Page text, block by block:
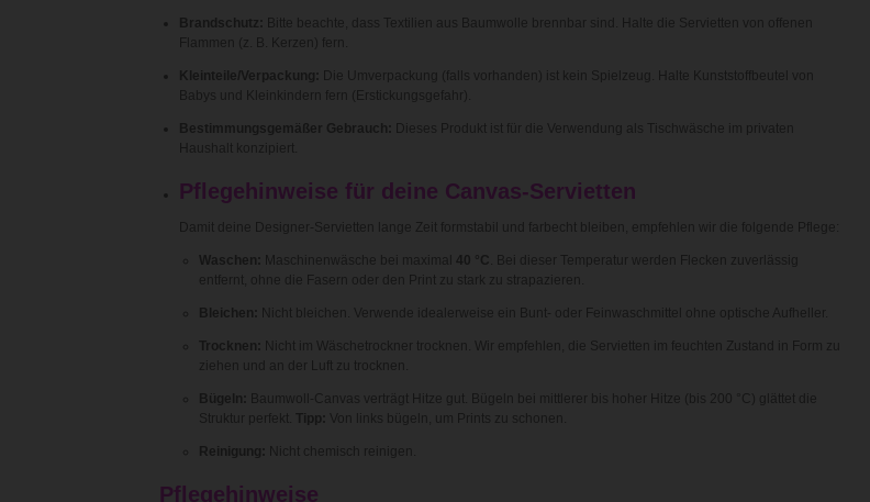
Brandschutz:
Bitte beachte, dass Textilien aus Baumwolle brennbar sind. Halte die Servietten von offenen
Flammen (z. B. Kerzen) fern.
Kleinteile/Verpackung:
Die Umverpackung (falls vorhanden) ist kein Spielzeug. Halte Kunststoffbeutel von
Babys und Kleinkindern fern (Erstickungsgefahr).
Bestimmungsgemäßer Gebrauch:
Dieses Produkt ist für die Verwendung als Tischwäsche im privaten
Haushalt konzipiert.
Pflegehinweise für deine Canvas-Servietten
Damit deine Designer-Servietten lange Zeit formstabil und farbecht bleiben, empfehlen wir die folgende Pflege:
Waschen: Maschinenwäsche bei maximal 40 °C
. Bei dieser Temperatur werden Flecken zuverlässig
entfernt, ohne die Fasern oder den Print zu stark zu strapazieren.
Bleichen: Nicht bleichen. Verwende idealerweise ein Bunt- oder Feinwaschmittel ohne optische Aufheller.
Trocknen:
Nicht im Wäschetrockner trocknen. Wir empfehlen, die Servietten im feuchten Zustand in Form zu
ziehen und an der Luft zu trocknen.
Bügeln:
Baumwoll-Canvas verträgt Hitze gut. Bügeln bei mittlerer bis hoher Hitze (bis 200 °C) glättet die
Struktur perfekt. Tipp: Von links bügeln, um Prints zu schonen.
Reinigung: Nicht chemisch reinigen.
Pflegehinweise